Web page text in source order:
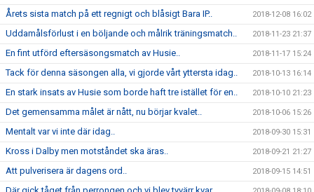
Årets sista match på ett regnigt och blåsigt Bara IP.. 2018-12-08 16:02
Uddamålsförlust i en böljande och målrik träningsmatch.. 2018-11-23 21:37
En fint utförd eftersäsongsmatch av Husie.. 2018-11-17 15:24
Tack för denna säsongen alla, vi gjorde vårt yttersta idag.. 2018-10-13 16:14
En stark insats av Husie som borde haft tre istället för en.. 2018-10-10 21:23
Det gemensamma målet är nått, nu börjar kvalet.. 2018-10-06 15:26
Mentalt var vi inte där idag.. 2018-09-30 15:31
Kross i Dalby men motståndet ska äras.. 2018-09-21 21:27
Att pulverisera är dagens ord.. 2018-09-15 14:51